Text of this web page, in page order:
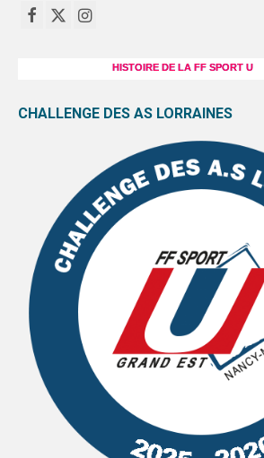
HISTOIRE DE LA FF SPORT U
CHALLENGE DES AS LORRAINES